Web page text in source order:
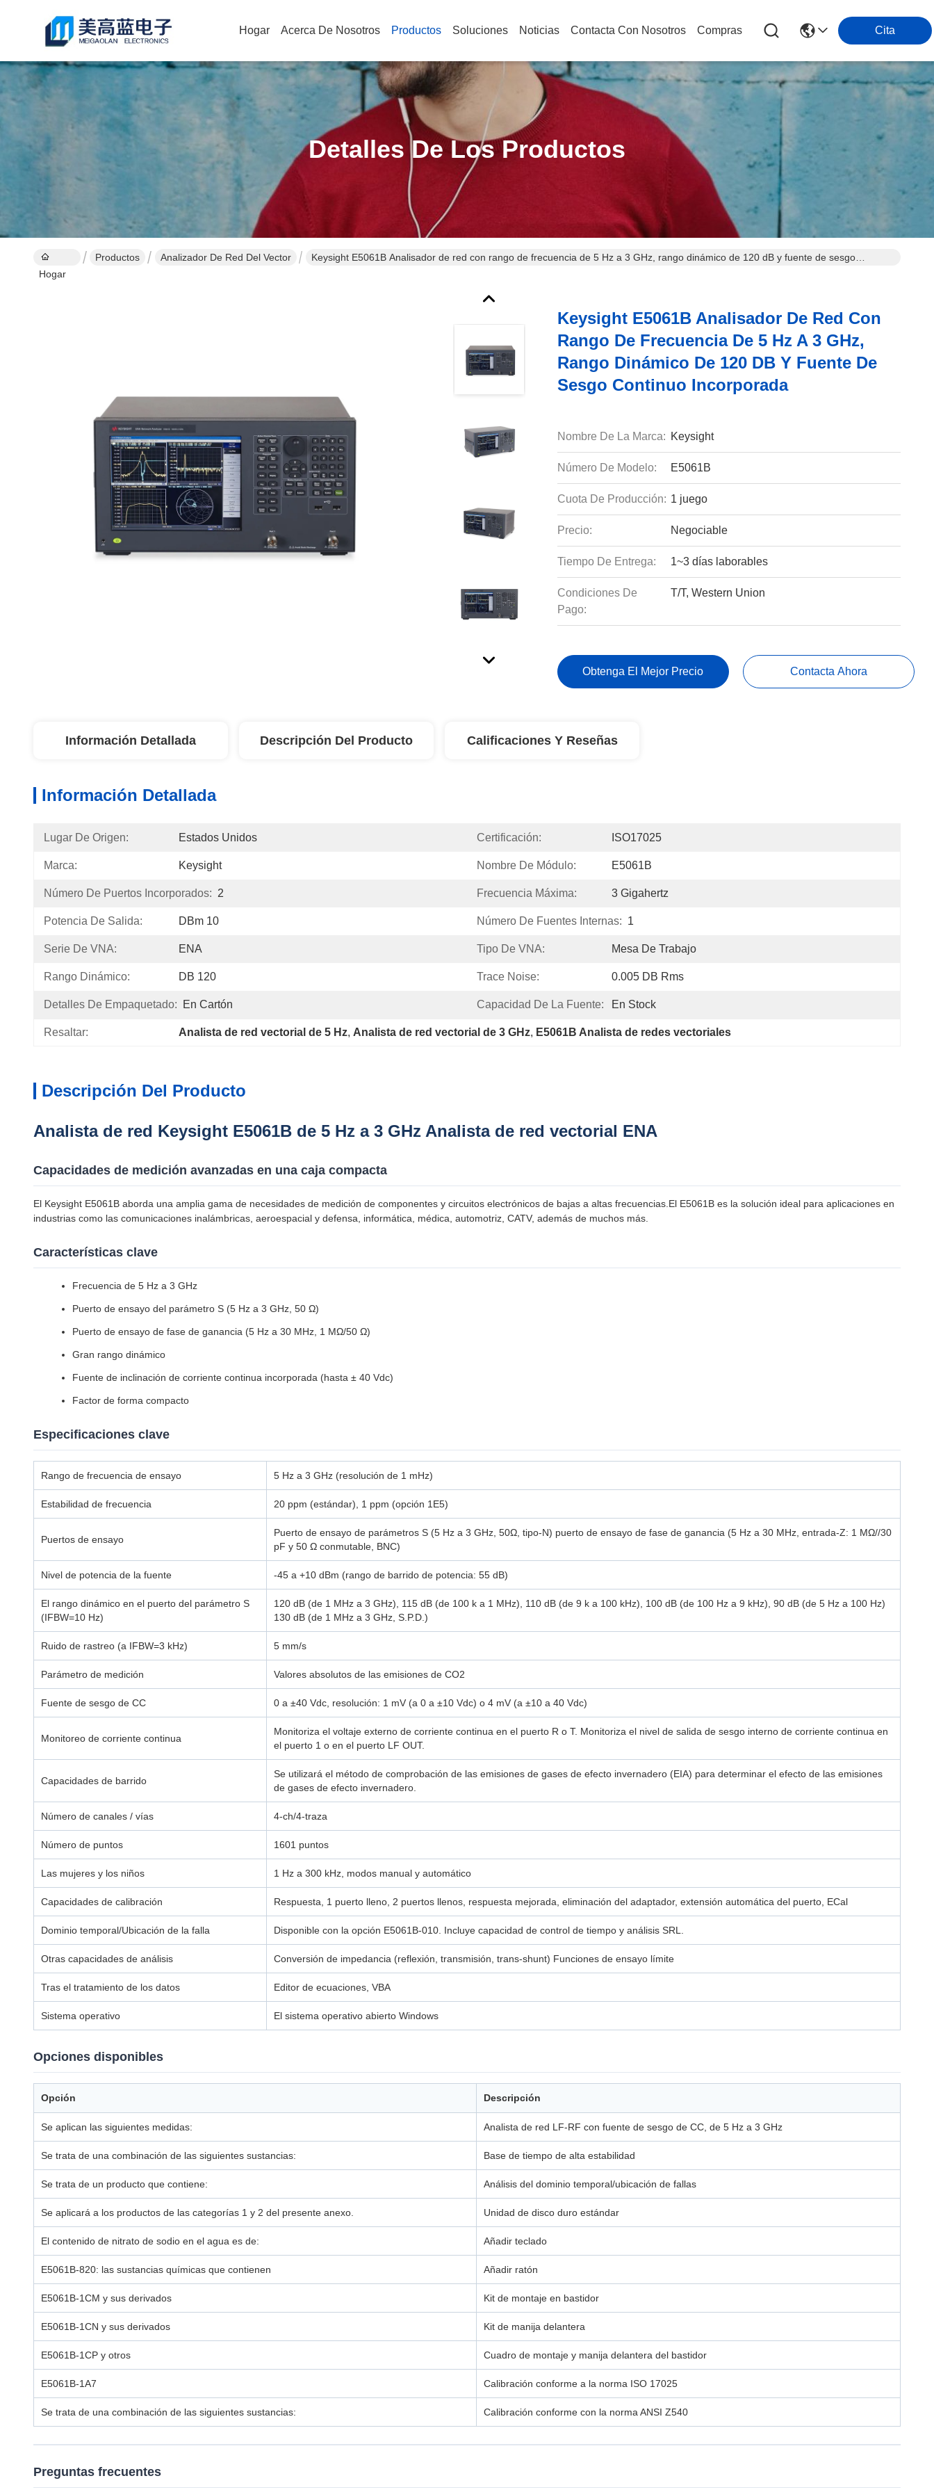
Hogar Acerca De Nosotros Productos Soluciones Noticias Contacta Con Nosotros Compras Cita
Detalles De Los Productos
Hogar
Productos Analizador De Red Del Vector
Keysight E5061B Analisador de red con rango de frecuencia de 5 Hz a 3 GHz, rango dinámico de 120 dB y fuente de sesgo
Keysight E5061B Analisador De Red Con
Rango De Frecuencia De 5 Hz A 3 GHz,
Rango Dinámico De 120 DB Y Fuente De
Sesgo Continuo Incorporada
Nombre De La Marca: Keysight
Número De Modelo: E5061B
Cuota De Producción: 1 juego
Precio: Negociable
Tiempo De Entrega: 1~3 días laborables
Condiciones De
Pago:
T/T, Western Union
Obtenga El Mejor Precio Contacta Ahora
Información Detallada Descripción Del Producto Calificaciones Y Reseñas
Información Detallada
Lugar De Origen: Estados Unidos Certificación: ISO17025
Marca: Keysight Nombre De Módulo: E5061B
Número De Puertos Incorporados: 2 Frecuencia Máxima: 3 Gigahertz
Potencia De Salida: DBm 10 Número De Fuentes Internas: 1
Serie De VNA: ENA Tipo De VNA: Mesa De Trabajo
Rango Dinámico: DB 120 Trace Noise: 0.005 DB Rms
Detalles De Empaquetado: En Cartón Capacidad De La Fuente: En Stock
Resaltar: Analista de red vectorial de 5 Hz, Analista de red vectorial de 3 GHz, E5061B Analista de redes vectoriales
Descripción Del Producto
Analista de red Keysight E5061B de 5 Hz a 3 GHz Analista de red vectorial ENA
Capacidades de medición avanzadas en una caja compacta
El Keysight E5061B aborda una amplia gama de necesidades de medición de componentes y circuitos electrónicos de bajas a altas frecuencias.El E5061B es la solución ideal para aplicaciones en
industrias como las comunicaciones inalámbricas, aeroespacial y defensa, informática, médica, automotriz, CATV, además de muchos más.
Características clave
Frecuencia de 5 Hz a 3 GHz
Puerto de ensayo del parámetro S (5 Hz a 3 GHz, 50 Ω)
Puerto de ensayo de fase de ganancia (5 Hz a 30 MHz, 1 MΩ/50 Ω)
Gran rango dinámico
Fuente de inclinación de corriente continua incorporada (hasta ± 40 Vdc)
Factor de forma compacto
Especificaciones clave
Rango de frecuencia de ensayo 5 Hz a 3 GHz (resolución de 1 mHz)
Estabilidad de frecuencia 20 ppm (estándar), 1 ppm (opción 1E5)
Puertos de ensayo
Puerto de ensayo de parámetros S (5 Hz a 3 GHz, 50Ω, tipo-N) puerto de ensayo de fase de ganancia (5 Hz a 30 MHz, entrada-Z: 1 MΩ//30
pF y 50 Ω conmutable, BNC)
Nivel de potencia de la fuente -45 a +10 dBm (rango de barrido de potencia: 55 dB)
El rango dinámico en el puerto del parámetro S
(IFBW=10 Hz)
120 dB (de 1 MHz a 3 GHz), 115 dB (de 100 k a 1 MHz), 110 dB (de 9 k a 100 kHz), 100 dB (de 100 Hz a 9 kHz), 90 dB (de 5 Hz a 100 Hz)
130 dB (de 1 MHz a 3 GHz, S.P.D.)
Ruido de rastreo (a IFBW=3 kHz) 5 mm/s
Parámetro de medición Valores absolutos de las emisiones de CO2
Fuente de sesgo de CC 0 a ±40 Vdc, resolución: 1 mV (a 0 a ±10 Vdc) o 4 mV (a ±10 a 40 Vdc)
Monitoreo de corriente continua
Monitoriza el voltaje externo de corriente continua en el puerto R o T. Monitoriza el nivel de salida de sesgo interno de corriente continua en
el puerto 1 o en el puerto LF OUT.
Capacidades de barrido
Se utilizará el método de comprobación de las emisiones de gases de efecto invernadero (EIA) para determinar el efecto de las emisiones
de gases de efecto invernadero.
Número de canales / vías 4-ch/4-traza
Número de puntos 1601 puntos
Las mujeres y los niños 1 Hz a 300 kHz, modos manual y automático
Capacidades de calibración Respuesta, 1 puerto lleno, 2 puertos llenos, respuesta mejorada, eliminación del adaptador, extensión automática del puerto, ECal
Dominio temporal/Ubicación de la falla Disponible con la opción E5061B-010. Incluye capacidad de control de tiempo y análisis SRL.
Otras capacidades de análisis Conversión de impedancia (reflexión, transmisión, trans-shunt) Funciones de ensayo límite
Tras el tratamiento de los datos Editor de ecuaciones, VBA
Sistema operativo El sistema operativo abierto Windows
Opciones disponibles
Opción Descripción
Se aplican las siguientes medidas: Analista de red LF-RF con fuente de sesgo de CC, de 5 Hz a 3 GHz
Se trata de una combinación de las siguientes sustancias: Base de tiempo de alta estabilidad
Se trata de un producto que contiene: Análisis del dominio temporal/ubicación de fallas
Se aplicará a los productos de las categorías 1 y 2 del presente anexo. Unidad de disco duro estándar
El contenido de nitrato de sodio en el agua es de: Añadir teclado
E5061B-820: las sustancias químicas que contienen Añadir ratón
E5061B-1CM y sus derivados Kit de montaje en bastidor
E5061B-1CN y sus derivados Kit de manija delantera
E5061B-1CP y otros Cuadro de montaje y manija delantera del bastidor
E5061B-1A7 Calibración conforme a la norma ISO 17025
Se trata de una combinación de las siguientes sustancias: Calibración conforme con la norma ANSI Z540
Preguntas frecuentes